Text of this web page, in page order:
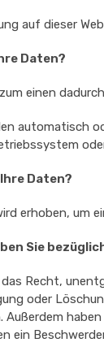
auf dieser
Daten?
einen
automatisch
Daten?
erhoben, um
Sie
Recht,
oder
ein